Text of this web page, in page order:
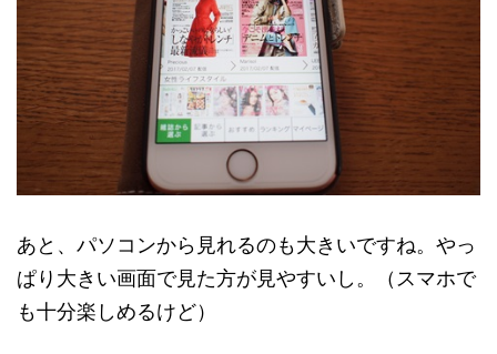
あと、パソコンから見れるのも大きいですね。やっ
ぱり大きい画面で見た方が見やすいし。（スマホで
も十分楽しめるけど）